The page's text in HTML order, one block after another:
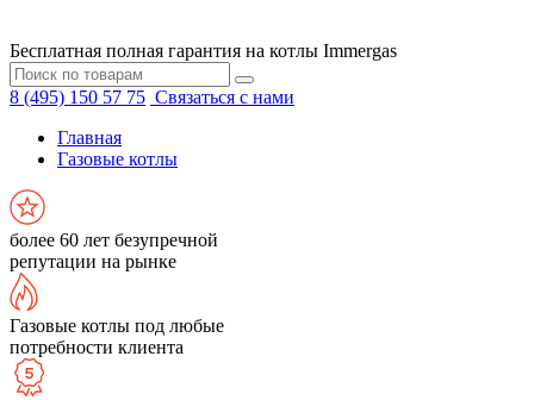
Бесплатная полная гарантия на котлы Immergas
8 (495) 150 57 75 Связаться с нами
Главная
Газовые котлы
более 60 лет безупречной
репутации на рынке
Газовые котлы под любые
потребности клиента